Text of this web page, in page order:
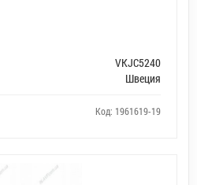
VKJC5240
Швеция
Код: 1961619-19